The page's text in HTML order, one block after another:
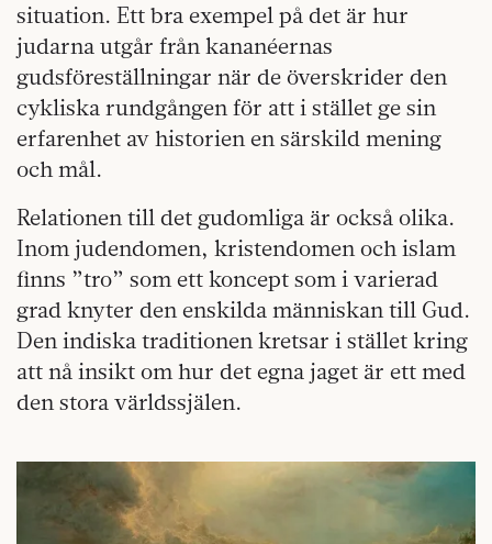
situation. Ett bra exempel på det är hur
judarna utgår från kananéernas
gudsföreställningar när de överskrider den
cykliska rundgången för att i stället ge sin
erfarenhet av historien en särskild mening
och mål.
Relationen till det gudomliga är också olika.
Inom judendomen, kristendomen och islam
finns ”tro” som ett koncept som i varierad
grad knyter den enskilda människan till Gud.
Den indiska traditionen kretsar i stället kring
att nå insikt om hur det egna jaget är ett med
den stora världssjälen.